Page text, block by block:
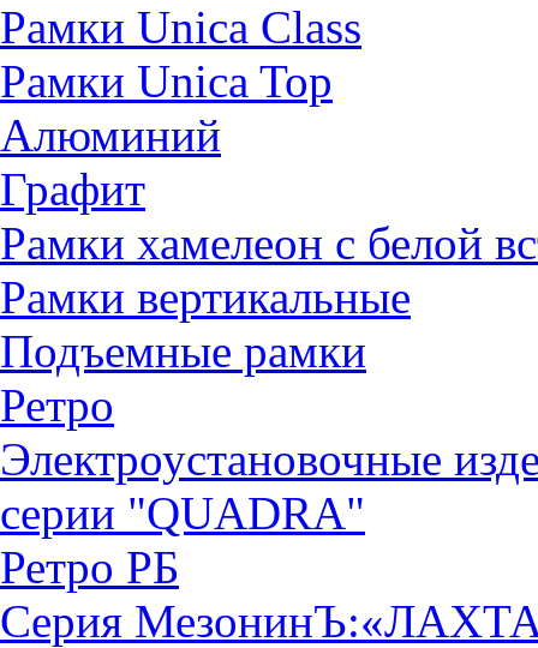
Рамки Unica Class
Рамки Unica Top
Алюминий
Графит
Рамки хамелеон с белой
Рамки вертикальные
Подъемные рамки
Ретро
Электроустановочные
серии "QUADRА"
Ретро РБ
Серия